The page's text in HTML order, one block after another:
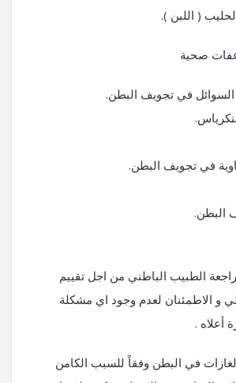
( اللبن ).
صحية
السوائل في تجويف البطن.
في تجويف البطن.
البطن.
الطبيب الباطني من اجل تقييم
و الاطمئنان لعدم وجود اي مشكلة
أعلاه .
في البطن وفقاً للسبب الكامن